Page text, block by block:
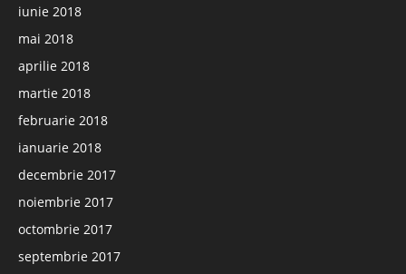
iunie 2018
mai 2018
aprilie 2018
martie 2018
februarie 2018
ianuarie 2018
decembrie 2017
noiembrie 2017
octombrie 2017
septembrie 2017